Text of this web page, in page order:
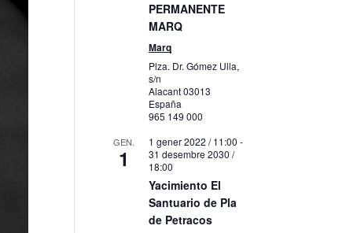
PERMANENTE
MARQ
Marq
Plza. Dr. Gómez Ulla,
s/n
Alacant03013
España
965 149 000
GEN.
1
1 gener 2022 / 11:00 -
31 desembre 2030 /
18:00
Yacimiento El
Santuario de Pla
de Petracos